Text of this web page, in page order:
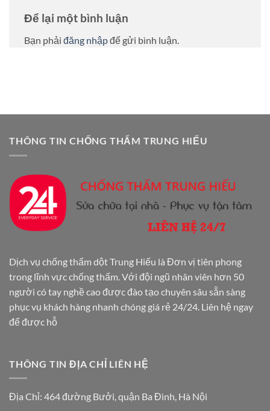
Để lại một bình luận
Bạn phải đăng nhậpđể gửi bình luận.
THÔNG TIN CHỐNG THẤM TRUNG HIẾU
Dịch vụ chống thấm dột Trung Hiếu là Đơn vị tiên phong
trong lĩnh vực chống thấm. Với đội ngũ nhân viên hơn 50
người có tay nghề cao được đào tạo chuyên sâu sẵn sàng
phục vụ khách hàng nhanh chóng giá rẻ 24/24. Liên hệ ngay
để được hỗ
THÔNG TIN ĐỊA CHỈ LIÊN HỆ
Địa Chỉ: 464 đường Bưởi, quận Ba Đình, Hà Nội